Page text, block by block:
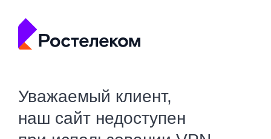
Уважаемый клиент,
наш сайт недоступен